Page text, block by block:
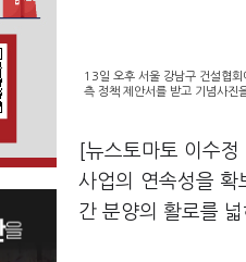
13일 오후 서울 강남구 건설협
측 정책 제안서를 받고 기념사진
[뉴스토마토 이수
사업의 연속성을
간 분양의 활로를